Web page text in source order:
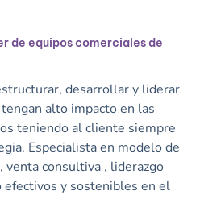
de equipos comerciales de
desarrollar y liderar
alto impacto en las
teniendo al cliente siempre
Especialista en modelo de
venta consultiva , liderazgo
y sostenibles en el